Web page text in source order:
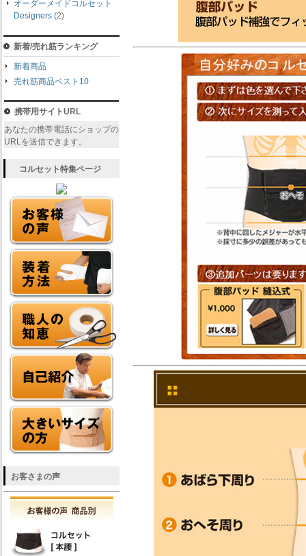
オーダーメイドコルセット
Designers (2)
新着/売れ筋ランキング
新着商品
売れ筋商品ベスト10
携帯用サイトURL
あなたの携帯電話にショップの
URLを送信できます。
コルセット特集ページ
お客さまの声